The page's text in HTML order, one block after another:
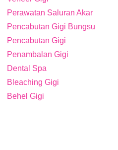
Perawatan Saluran Akar
Pencabutan Gigi Bungsu
Pencabutan Gigi
Penambalan Gigi
Dental Spa
Bleaching Gigi
Behel Gigi